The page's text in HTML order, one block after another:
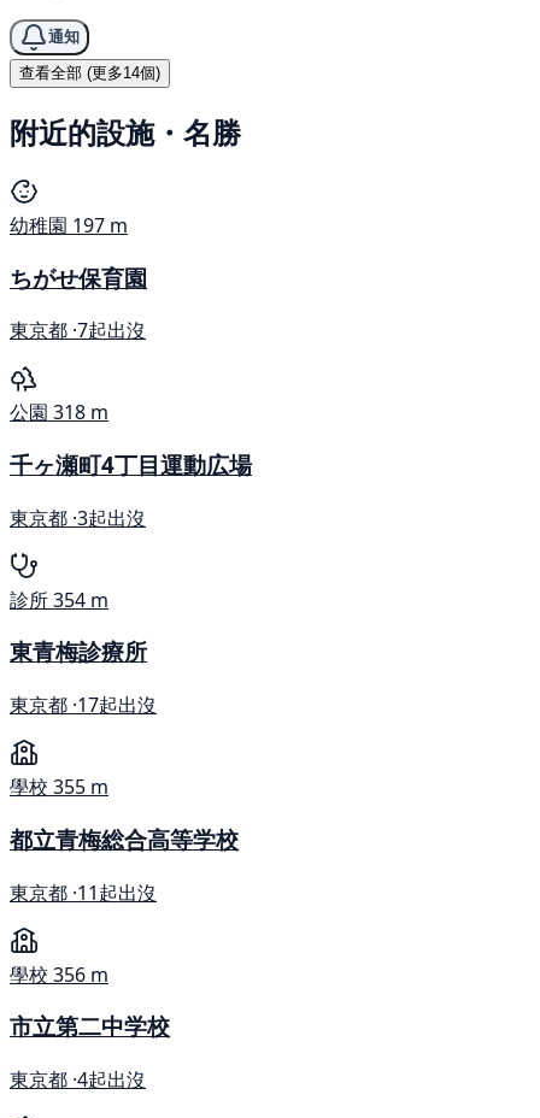
通知
查看全部 (更多14個)
附近的設施・名勝
幼稚園 197 m
ちがせ保育園
東京都 ·7起出沒
公園 318 m
千ヶ瀬町4丁目運動広場
東京都 ·3起出沒
診所354 m
東青梅診療所
東京都 ·17起出沒
學校 355 m
都立青梅総合高等学校
東京都 ·11起出沒
學校 356 m
市立第二中学校
東京都 ·4起出沒